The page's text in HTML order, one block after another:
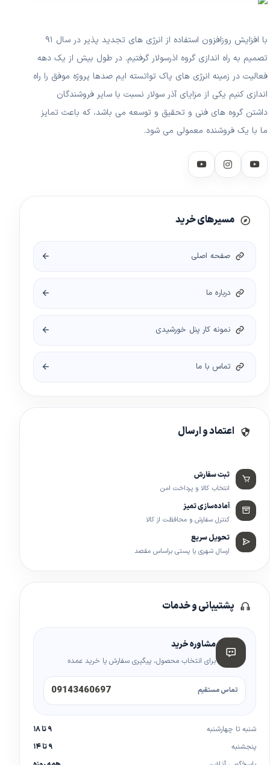
با افزایش روزافزون استفاده از انرژی های تجدید پذیر در سال ۹۱
تصمیم به راه اندازی گروه اذرسولار گرفتیم. در طول بیش از یک دهه
فعالیت در زمینه انرژی های پاک تواتسته ایم صدها پروژه موفق را راه
اندازی کنیم یکی از مزایای آذر سولار نسبت با سایر فروشندگان
داشتن گروه های فنی و تحقیق و توسعه می باشد، که باعث تمایز
ما با یک فروشنده معمولی می شود.
مسیرهای خرید
صفحه اصلی
درباره ما
نمونه کار پنل خورشیدی
تماس با ما
اعتماد و ارسال
ثبت سفارش
انتخاب کالا و پرداخت امن
آماده‌سازی تمیز
کنترل سفارش و محافظت از کالا
تحویل سریع
ارسال شهری یا پستی براساس مقصد
پشتیبانی و خدمات
مشاوره خرید
برای انتخاب محصول، پیگیری سفارش یا خرید عمده
تماس مستقیم 09143460697
شنبه تا چهارشنبه
۹ تا ۱۸
پنجشنبه
۹ تا ۱۴